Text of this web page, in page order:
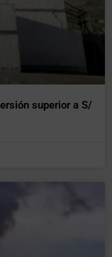
superior a S/